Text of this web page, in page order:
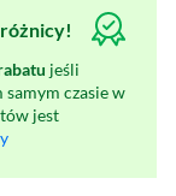
jeśli
czasie w
jest